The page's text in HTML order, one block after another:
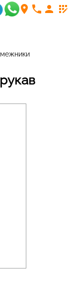
room phone person app_registration